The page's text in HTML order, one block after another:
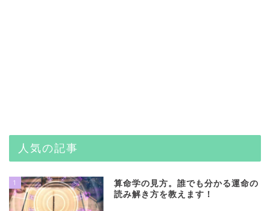
人気の記事
1
算命学の見方。誰でも分かる運命の
読み解き方を教えます！